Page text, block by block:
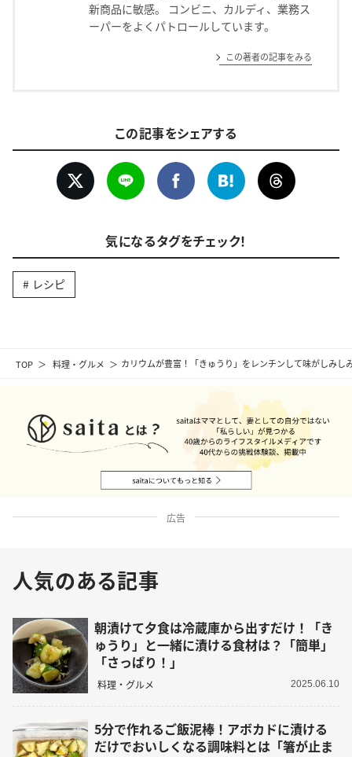
TOP 料理・グルメ カリウムが豊富！「きゅうり」をレンチンして味がしみし
新商品に敏感。 コンビニ、カルディ、業務ス
ーパーをよくパトロールしています。
この著者の記事をみる
この記事をシェアする
気になるタグをチェック！
レシピ
広告
人気のある記事
朝漬けて夕食は冷蔵庫から出すだけ！「き
ゅうり」と一緒に漬ける食材は？「簡単」
「さっぱり！」
料理・グルメ 2025.06.10
5分で作れるご飯泥棒！アボカドに漬ける
だけでおいしくなる調味料とは「箸が止ま